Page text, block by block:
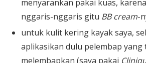
menyarankan pakai kuas,
nggaris-nggaris gitu BB cream-
untuk kulit kering kayak saya,
aplikasikan dulu pelembap yang
melembapkan (saya pakai